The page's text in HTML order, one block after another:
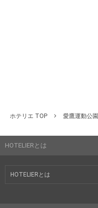
ホテリエ TOP 愛鷹運動公園
HOTELIERとは
HOTELIERとは